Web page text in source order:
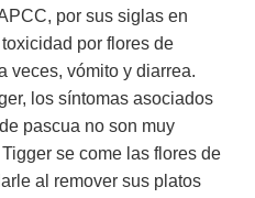
por sus siglas en
por flores de
veces, vómito y diarrea.
los síntomas asociados
pascua no son muy
se come las flores de
al remover sus platos